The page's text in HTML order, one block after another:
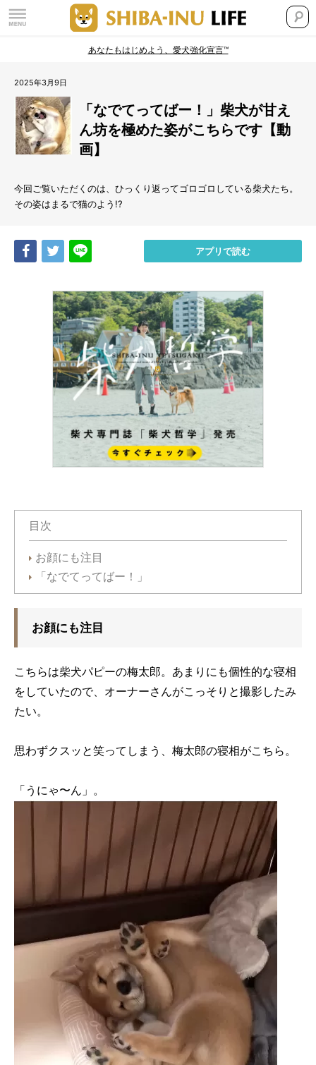
あなたもはじめよう、愛犬強化宣言™
2025年3月9日
「なでてってばー！」柴犬が甘え
ん坊を極めた姿がこちらです【動
画】
今回ご覧いただくのは、ひっくり返ってゴロゴロしている柴犬たち。
その姿はまるで猫のよう!?
Share Tweet アプリで読む
目次
お顔にも注目
「なでてってばー！」
お顔にも注目
こちらは柴犬パピーの梅太郎。あまりにも個性的な寝相
をしていたので、オーナーさんがこっそりと撮影したみ
たい。
思わずクスッと笑ってしまう、梅太郎の寝相がこちら。
「うにゃ〜ん」。